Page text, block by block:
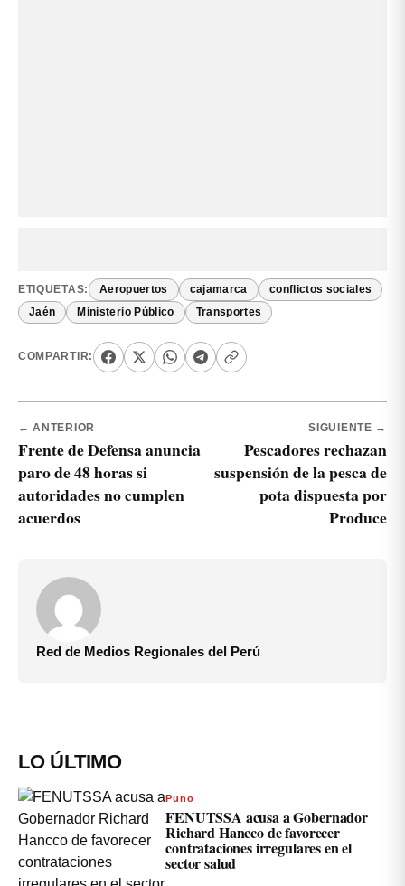
ETIQUETAS: Aeropuertos cajamarca conflictos sociales
Jaén Ministerio Público Transportes
COMPARTIR:
← ANTERIOR
Frente de Defensa anuncia
paro de 48 horas si
autoridades no cumplen
acuerdos
SIGUIENTE →
Pescadores rechazan
suspensión de la pesca de
pota dispuesta por
Produce
Red de Medios Regionales del Perú
LO ÚLTIMO
Puno
FENUTSSA acusa a Gobernador
Richard Hancco de favorecer
contrataciones irregulares en el
sector salud